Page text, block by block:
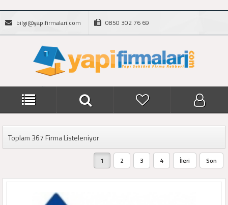
bilgi@yapifirmalari.com 0850 302 76 69
Toplam 367 Firma Listeleniyor
1 2 3 4 İleri Son